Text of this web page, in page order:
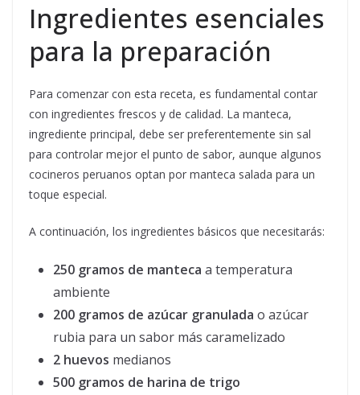
Ingredientes esenciales
para la preparación
Para comenzar con esta receta, es fundamental contar
con ingredientes frescos y de calidad. La manteca,
ingrediente principal, debe ser preferentemente sin sal
para controlar mejor el punto de sabor, aunque algunos
cocineros peruanos optan por manteca salada para un
toque especial.
A continuación, los ingredientes básicos que necesitarás:
250 gramos de manteca a temperatura
ambiente
200 gramos de azúcar granulada o azúcar
rubia para un sabor más caramelizado
2 huevos medianos
500 gramos de harina de trigo